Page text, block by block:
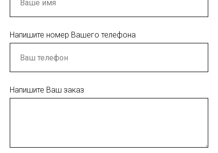
Напишите номер Вашего телефона
Напишите Ваш заказ